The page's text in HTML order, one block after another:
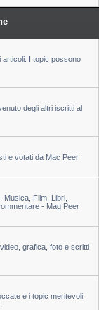
articoli. I topic possono
degli altri iscritti al
e votati da Mac Peer
Film, Libri,
- Mag Peer
grafica, foto e scritti
e i topic meritevoli